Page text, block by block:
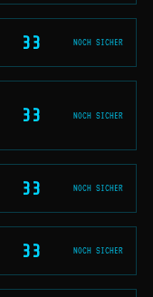
33 NOCH SICHER
33 NOCH SICHER
33 NOCH SICHER
33 NOCH SICHER